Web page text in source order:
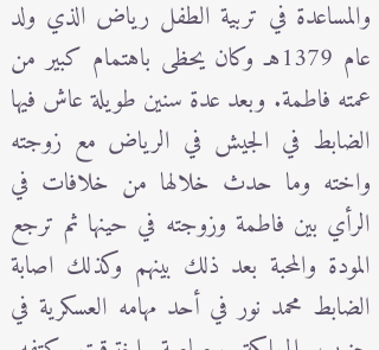
والمساعدة في تربية الطفل رياض الذي ولد
عام 1379هـ وكان يحظى باهتمام كبير من
عمته فاطمة. وبعد عدة سنين طويلة عاش فيها
الضابط في الجيش في الرياض مع زوجته
واخته وما حدث خلالها من خلافات في
الرأي بين فاطمة وزوجته في حينها ثم ترجع
المودة والمحبة بعد ذلك بينهم وكذلك اصابة
الضابط محمد نور في أحد مهامه العسكرية في